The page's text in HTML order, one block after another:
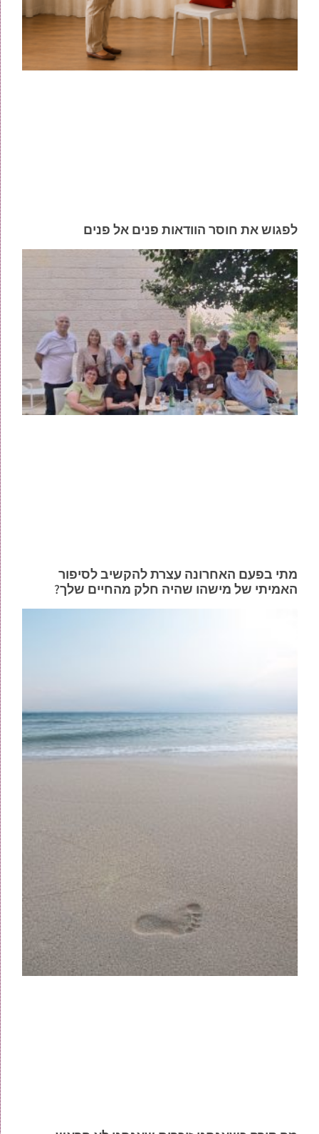
לפגוש את חוסר הוודאות פנים אל פנים
מתי בפעם האחרונה עצרת להקשיב לסיפור
האמיתי של מישהו שהיה חלק מהחיים שלך?